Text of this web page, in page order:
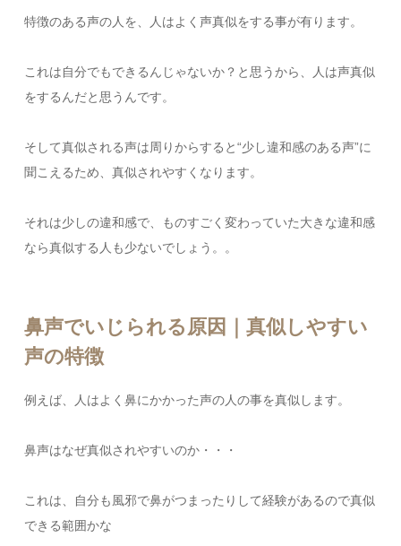
特徴のある声の人を、人はよく声真似をする事が有ります。
これは自分でもできるんじゃないか？と思うから、人は声真似
をするんだと思うんです。
そして真似される声は周りからすると“少し違和感のある声”に
聞こえるため、真似されやすくなります。
それは少しの違和感で、ものすごく変わっていた大きな違和感
なら真似する人も少ないでしょう。。
鼻声でいじられる原因｜真似しやすい
声の特徴
例えば、人はよく鼻にかかった声の人の事を真似します。
鼻声はなぜ真似されやすいのか・・・
これは、自分も風邪で鼻がつまったりして経験があるので真似
できる範囲かな